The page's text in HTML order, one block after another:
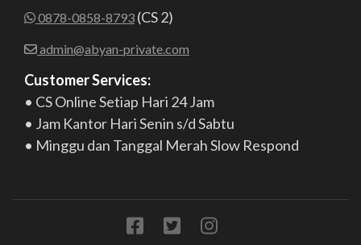
0878-0858-8793 (CS 2)
admin@abyan-private.com
Customer Services:
• CS Online Setiap Hari 24 Jam
• Jam Kantor Hari Senin s/d Sabtu
• Minggu dan Tanggal Merah Slow Respond